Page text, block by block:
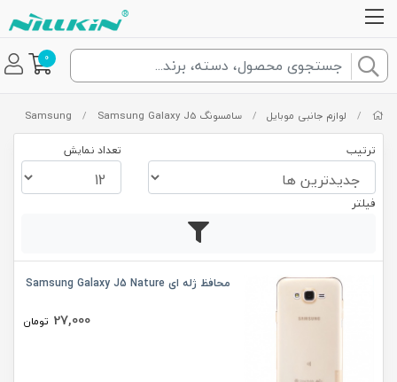
0
/ لوازم جانبی موبایل / سامسونگ Samsung / Samsung Galaxy J5
ترتیب تعداد نمایش
فیلتر
محافظ ژله ای Samsung Galaxy J5 Nature
27,000 تومان